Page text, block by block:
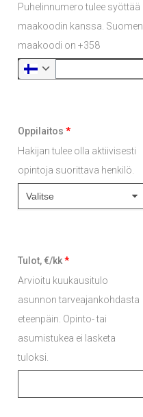
Puhelinnumero tulee syöttää
maakoodin kanssa. Suomen
maakoodi on +358
Oppilaitos *
Hakijan tulee olla aktiivisesti
opintoja suorittava henkilö.
Tulot, €/kk*
Arvioitu kuukausitulo
asunnon tarveajankohdasta
eteenpäin. Opinto- tai
asumistukea ei lasketa
tuloksi.